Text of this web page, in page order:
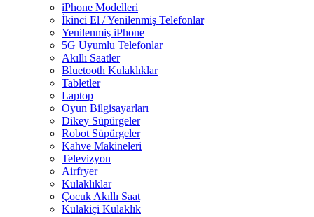
iPhone Modelleri
İkinci El / Yenilenmiş Telefonlar
Yenilenmiş iPhone
5G Uyumlu Telefonlar
Akıllı Saatler
Bluetooth Kulaklıklar
Tabletler
Laptop
Oyun Bilgisayarları
Dikey Süpürgeler
Robot Süpürgeler
Kahve Makineleri
Televizyon
Airfryer
Kulaklıklar
Çocuk Akıllı Saat
Kulakiçi Kulaklık